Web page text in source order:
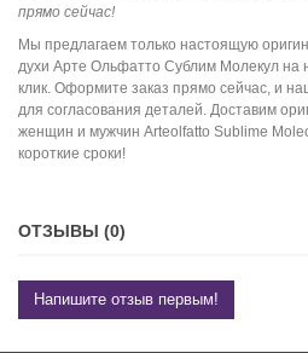
прямо сейчас!
Мы предлагаем только настоящую
духи Арте Ольфатто Сублим Молекул на
клик. Оформите заказ прямо сейчас, и
для согласования деталей. Доставим
женщин и мужчин Arteolfatto Sublime
короткие сроки!
ОТЗЫВЫ (0)
Напишите отзыв первым!